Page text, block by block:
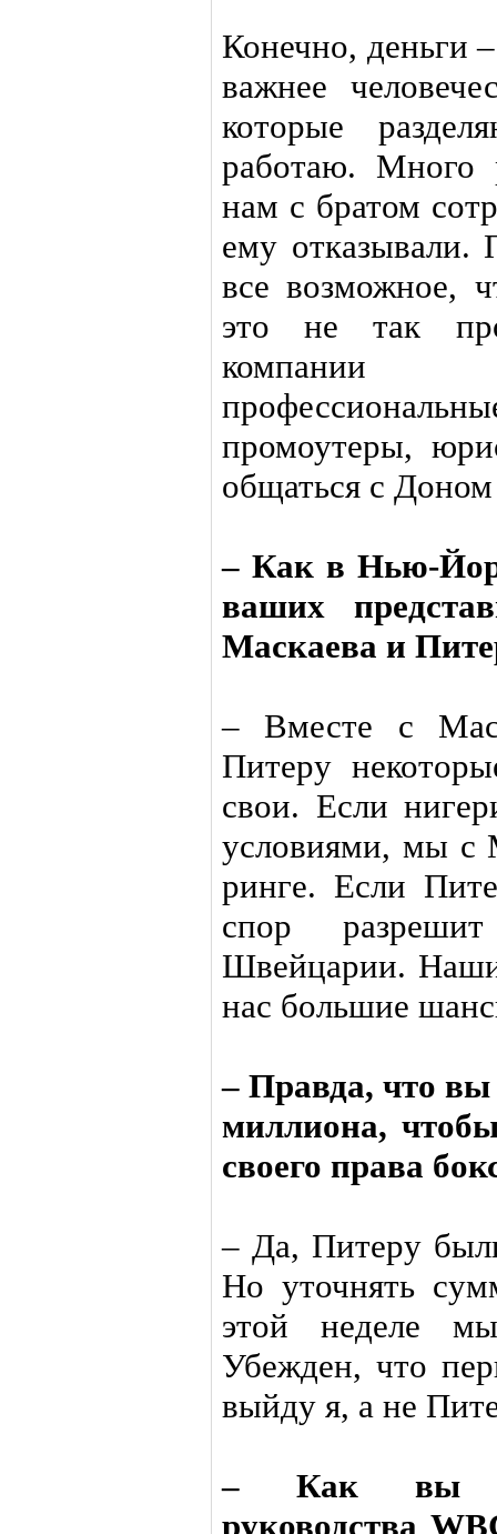
Конечно, деньги
важнее
которые
работаю. Много
нам с братом
ему отказывали.
все возможное,
это не так
компании
промоутеры,
общаться с
– Как в Нью-
ваших
Маскаева и
– Вместе с
Питеру
свои. Если
условиями, мы с
ринге. Если
спор
Швейцарии.
нас большие
– Правда, что
миллиона,
своего права
– Да, Питеру
Но уточнять
этой неделе
Убежден, что
выйду я, а не
– Как вы
руководства